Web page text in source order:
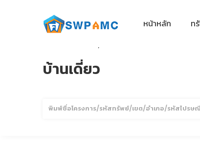
หน้าหลัก ท
บ้านเดี่ยว
ค้นหา